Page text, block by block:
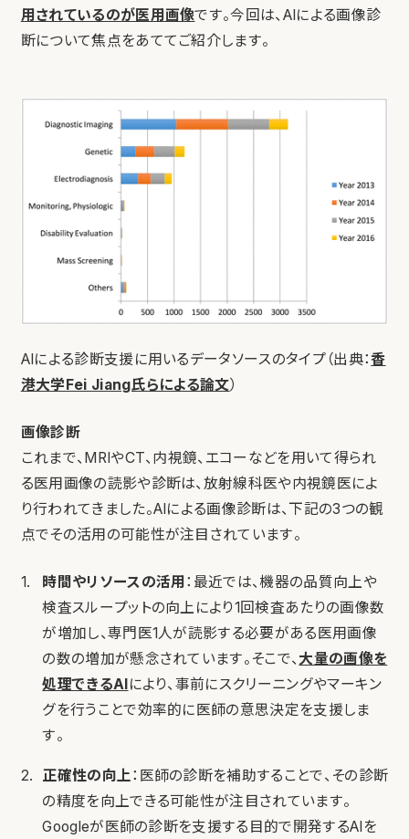
用されているのが医用画像です。今回は、AIによる画像診
断について焦点をあててご紹介します。
AIによる診断支援に用いるデータソースのタイプ（出典：香
港大学Fei Jiang氏らによる論文）
画像診断
これまで、MRIやCT、内視鏡、エコーなどを用いて得られ
る医用画像の読影や診断は、放射線科医や内視鏡医によ
り行われてきました。AIによる画像診断は、下記の3つの観
点でその活用の可能性が注目されています。
時間やリソースの活用 ：最近では、機器の品質向上や
検査スループットの向上により1回検査あたりの画像数
が増加し、専門医1人が読影する必要がある医用画像
の数の増加が懸念されています。そこで、 大量の画像を
処理できるAI により、事前にスクリーニングやマーキン
グを行うことで効率的に医師の意思決定を支援しま
す。
正確性の向上：医師の診断を補助することで、その診断
の精度を向上できる可能性が注目されています。
Googleが医師の診断を支援する目的で開発するAIを